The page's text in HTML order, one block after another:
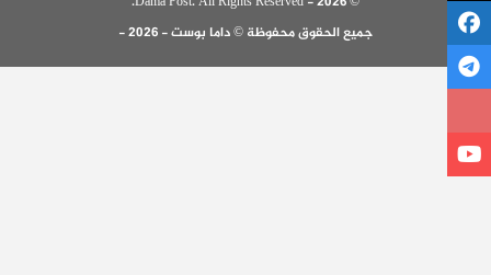
جميع الحقوق محفوظة © داما بوست - 2026 -